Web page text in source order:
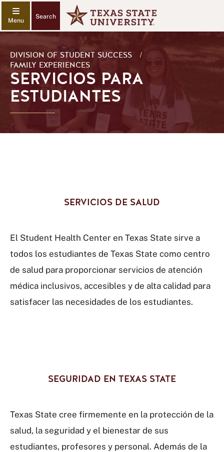
Search
DIVISION OF STUDENT SUCCESS
/
FAMILY EXPERIENCES
SERVICIOS PARA
ESTUDIANTES
SERVICIOS DE SALUD
El Student Health Center en Texas State sirve a
todos los estudiantes de Texas State como centro
de salud para proporcionar servicios de atención
médica inclusivos, accesibles y de alta calidad para
satisfacer las necesidades de los estudiantes.
SEGURIDAD EN TEXAS STATE
Texas State cree firmemente en la protección de la
salud, la seguridad y el bienestar de sus
estudiantes, profesores y personal. Además de la